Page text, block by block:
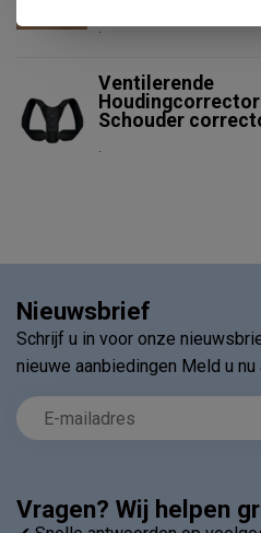
.
Ventilerende
Houdingcorrector
Schouder
.
Vragen? Wij helpen
Nieuwsbrief
Schrijf u in voor onze
nieuwe aanbiedingen Meld u